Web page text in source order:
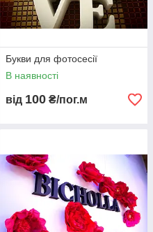
Букви для фотосесії
В наявності
від 100 ₴/пог.м